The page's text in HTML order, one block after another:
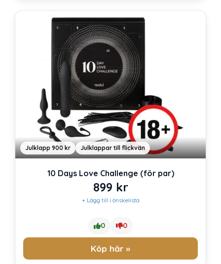
Julklapp 900 kr Julklappar till flickvän
10 Days Love Challenge (för par)
899 kr
+ Lägg till i önskelista
0 0
Köp här »